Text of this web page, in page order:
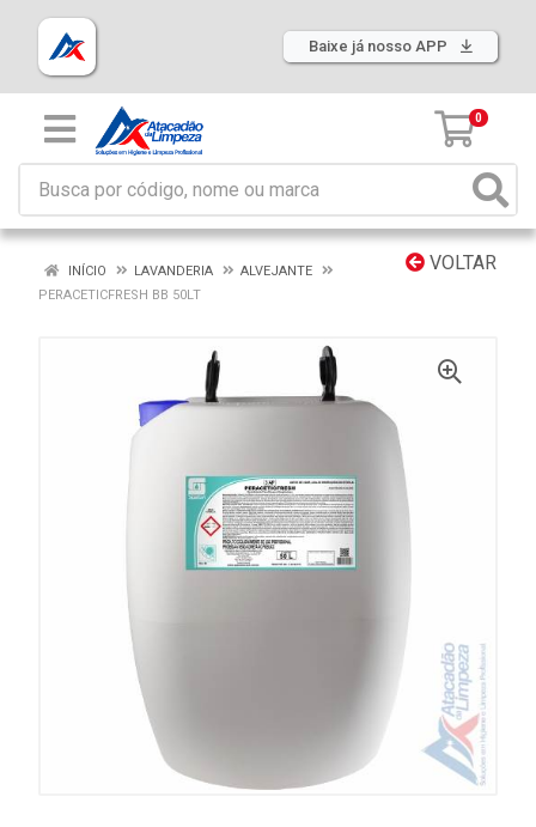
Baixe já nosso APP
0
VOLTAR
INÍCIO LAVANDERIA
ALVEJANTE
PERACETICFRESH BB 50LT